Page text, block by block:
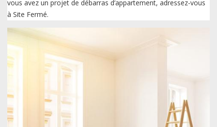
vous avez un projet de débarras d’appartement, adressez-vous
à Site Fermé.